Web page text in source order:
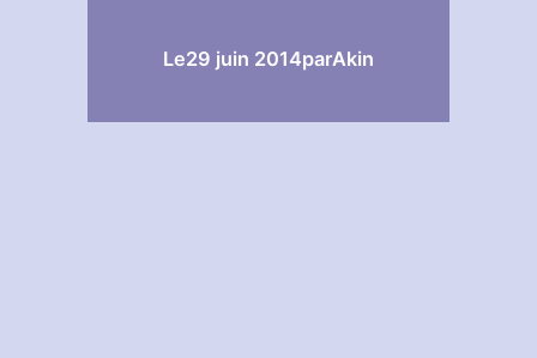
Le29 juin 2014parAkin